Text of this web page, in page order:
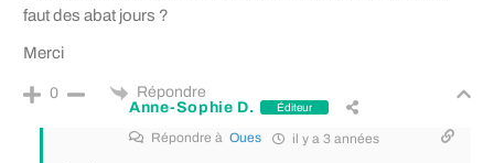
faut des abat jours ?
Merci
0
Répondre
Anne-Sophie D.
Éditeur
Répondre à Oues il y a 3 années